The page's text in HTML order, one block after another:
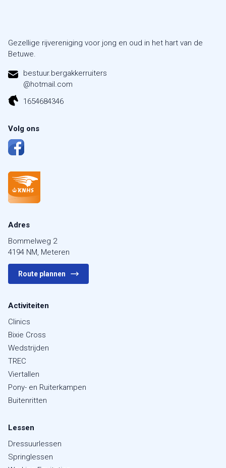
Gezellige rijvereniging voor jong en oud in het hart van de
Betuwe.
bestuur.bergakkerruiters
@hotmail.com
1654684346
Volg ons
Adres
Bommelweg 2
4194 NM, Meteren
Route plannen
Activiteiten
Clinics
Bixie Cross
Wedstrijden
TREC
Viertallen
Pony- en Ruiterkampen
Buitenritten
Lessen
Dressuurlessen
Springlessen